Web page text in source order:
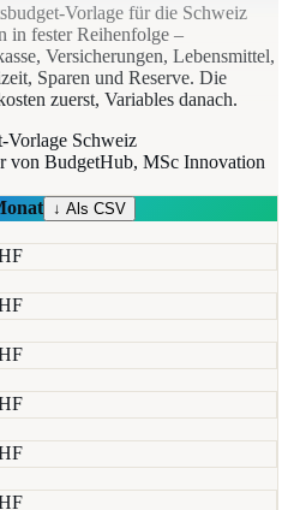
Vorlage für die Schweiz
in fester Reihenfolge –
Versicherungen, Lebensmittel,
Sparen und Reserve. Die
zuerst, Variables danach.
Vorlage Schweiz
von BudgetHub, MSc Innovation
↓ Als CSV